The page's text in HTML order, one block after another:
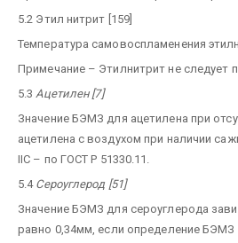
5.2 Этил нитрит [159]
Температура самовоспламенения
Примечание – Этилнитрит не следует
5.3 Ацетилен [7]
Значение БЭМЗ для ацетилена при
ацетилена с воздухом при наличии
IIС – по ГОСТ Р 51330.11.
5.4 Сероуглерод [51]
Значение БЭМЗ для сероуглерода
равно 0,34мм, если определение